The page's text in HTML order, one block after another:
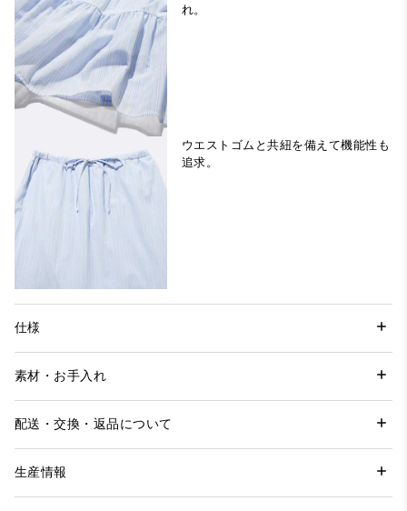
れ。
ウエストゴムと共紐を備えて機能性も
追求。
仕様
素材・お手入れ
配送・交換・返品について
生産情報